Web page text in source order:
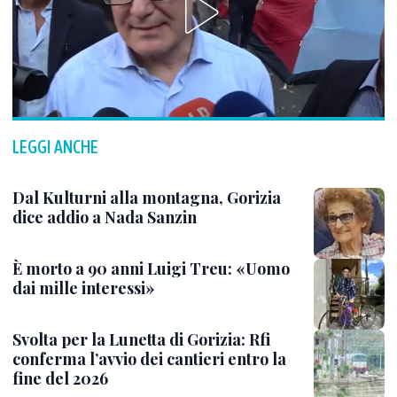
LEGGI ANCHE
Dal Kulturni alla montagna, Gorizia
dice addio a Nada Sanzin
È morto a 90 anni Luigi Treu: «Uomo
dai mille interessi»
Svolta per la Lunetta di Gorizia: Rfi
conferma l’avvio dei cantieri entro la
fine del 2026